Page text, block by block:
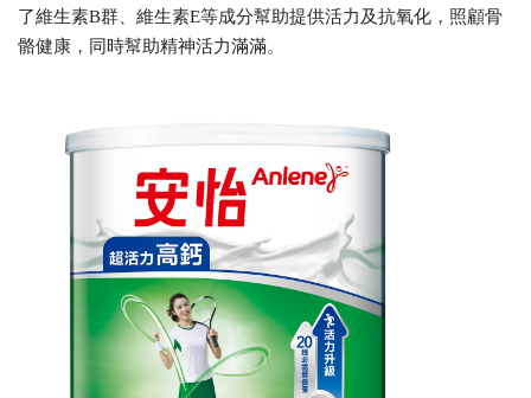
了維生素B群、維生素E等成分幫助提供活力及抗氧化，照顧骨
骼健康，同時幫助精神活力滿滿。